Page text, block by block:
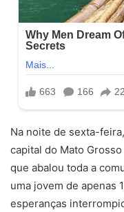
Na noite de sexta-
capital do Mato
que abalou toda a
uma jovem de apenas
esperanças